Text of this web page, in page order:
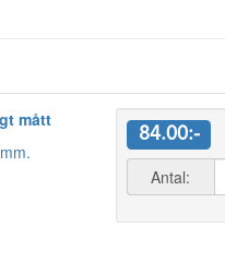
mått
84.00:-
Antal: